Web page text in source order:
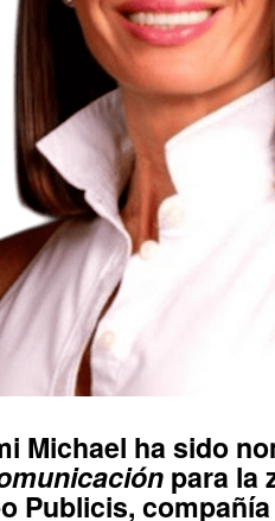
Michael ha sido
para la
Publicis,